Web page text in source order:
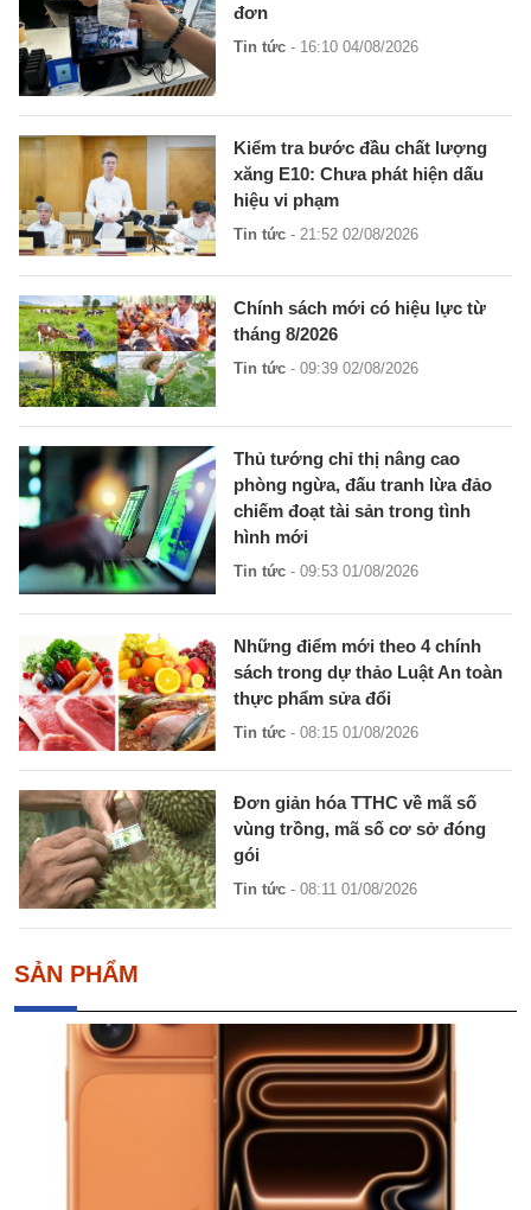
đơn
Tin tức - 16:10 04/08/2026
Kiểm tra bước đầu chất lượng
xăng E10: Chưa phát hiện dấu
hiệu vi phạm
Tin tức - 21:52 02/08/2026
Chính sách mới có hiệu lực từ
tháng 8/2026
Tin tức - 09:39 02/08/2026
Thủ tướng chỉ thị nâng cao
phòng ngừa, đấu tranh lừa đảo
chiếm đoạt tài sản trong tình
hình mới
Tin tức - 09:53 01/08/2026
Những điểm mới theo 4 chính
sách trong dự thảo Luật An toàn
thực phẩm sửa đổi
Tin tức - 08:15 01/08/2026
Đơn giản hóa TTHC về mã số
vùng trồng, mã số cơ sở đóng
gói
Tin tức - 08:11 01/08/2026
SẢN PHẨM